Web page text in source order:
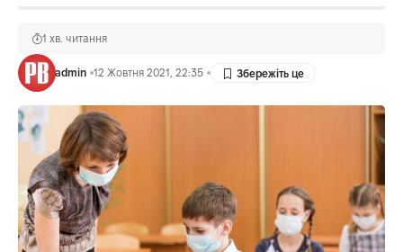
admin 12 Жовтня 2021, 22:35
1 хв. читання